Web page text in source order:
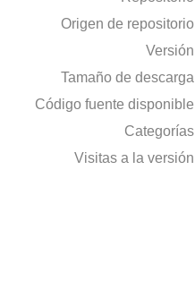
Origen de repositorio
Versión
Tamaño de descarga
Código fuente disponible
Categorías
Visitas a la versión